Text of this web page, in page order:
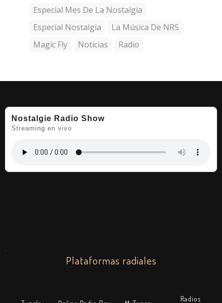
Especial Mes De La Nostalgia
Especial Nostalgia
La Música De NRS
Magic Fly
Noticias Radio
Nostalgie Radio Show
Streaming en vivo
.
Plataformas radiales
Radios